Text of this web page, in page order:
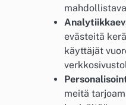
evästeitä
käyttäjät
meitä